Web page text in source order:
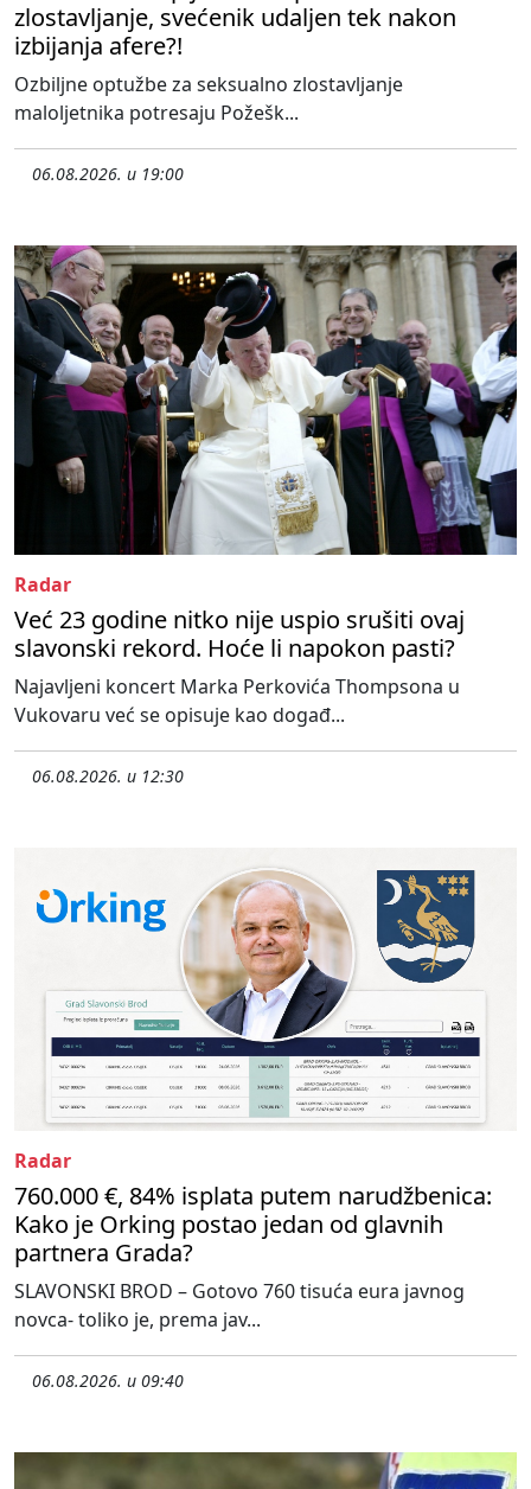
zlostavljanje, svećenik udaljen tek nakon
izbijanja afere?!
Ozbiljne optužbe za seksualno zlostavljanje
maloljetnika potresaju Požešk...
06.08.2026. u 19:00
Radar
Već 23 godine nitko nije uspio srušiti ovaj
slavonski rekord. Hoće li napokon pasti?
Najavljeni koncert Marka Perkovića Thompsona u
Vukovaru već se opisuje kao događ...
06.08.2026. u 12:30
Radar
760.000 €, 84% isplata putem narudžbenica:
Kako je Orking postao jedan od glavnih
partnera Grada?
SLAVONSKI BROD – Gotovo 760 tisuća eura javnog
novca- toliko je, prema jav...
06.08.2026. u 09:40